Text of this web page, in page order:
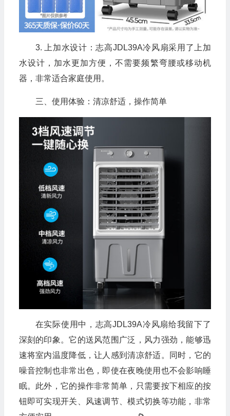
3. 上加水设计：志高JDL39A冷风扇采用了上加
水设计，加水更加方便，不需要频繁弯腰或移动机
器，非常适合家庭使用。
三、使用体验：清凉舒适，操作简单
在实际使用中，志高JDL39A冷风扇给我留下了
深刻的印象。它的送风范围广泛，风力强劲，能够迅
速将室内温度降低，让人感到清凉舒适。同时，它的
噪音控制也非常出色，即使在夜晚使用也不会影响睡
眠。此外，它的操作非常简单，只需要按下相应的按
钮即可实现开关、风速调节、模式切换等功能，非常